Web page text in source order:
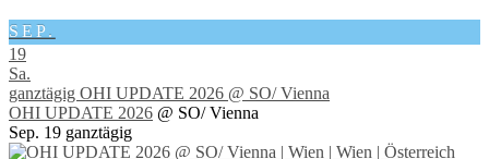
SEP.
19
Sa.
ganztägig OHI UPDATE 2026 @ SO/ Vienna
OHI UPDATE 2026 @ SO/ Vienna
Sep. 19 ganztägig